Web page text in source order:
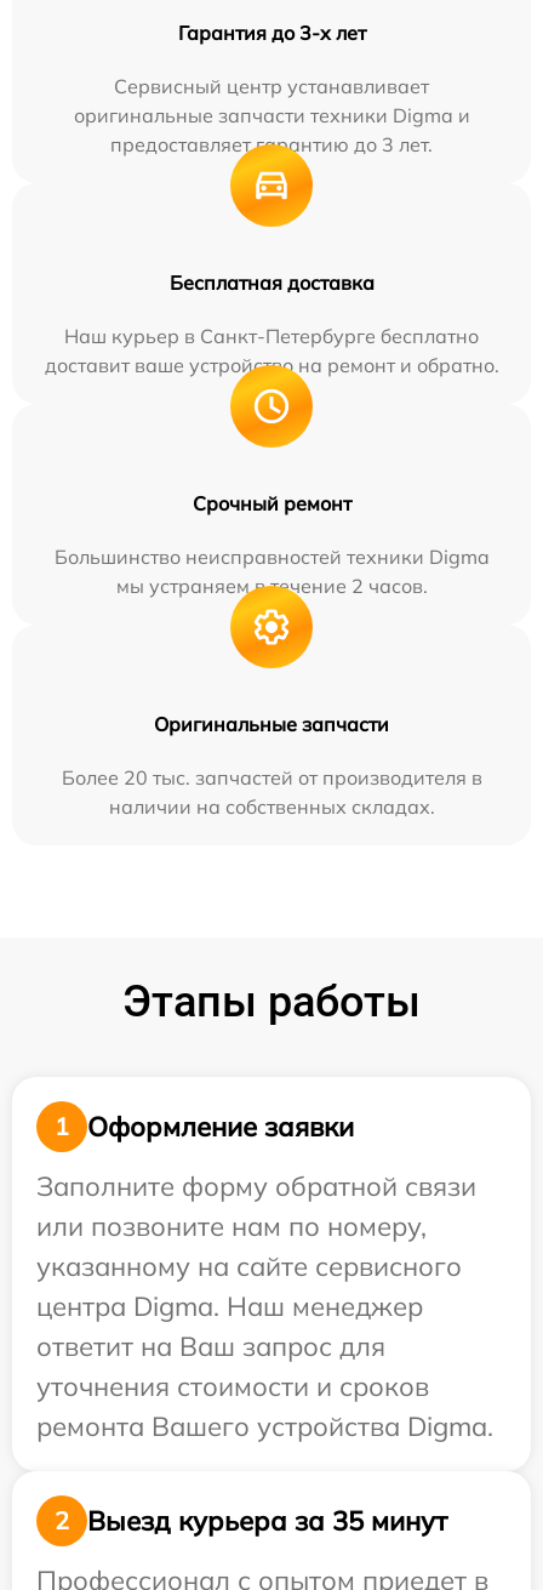
Гарантия до 3-х лет
Сервисный центр устанавливает
оригинальные запчасти техники Digma и
предоставляет гарантию до 3 лет.
Бесплатная доставка
Наш курьер в Санкт-Петербурге бесплатно
доставит ваше устройство на ремонт и обратно.
Срочный ремонт
Большинство неисправностей техники Digma
мы устраняем в течение 2 часов.
Оригинальные запчасти
Более 20 тыс. запчастей от производителя в
наличии на собственных складах.
Этапы работы
1
Оформление заявки
Заполните форму обратной связи
или позвоните нам по номеру,
указанному на сайте сервисного
центра Digma. Наш менеджер
ответит на Ваш запрос для
уточнения стоимости и сроков
ремонта Вашего устройства Digma.
2
Выезд курьера за 35 минут
Профессионал с опытом приедет в